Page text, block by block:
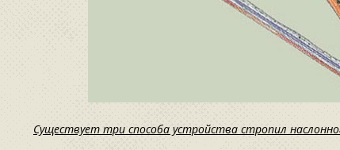
Существует три способа устройства стропил